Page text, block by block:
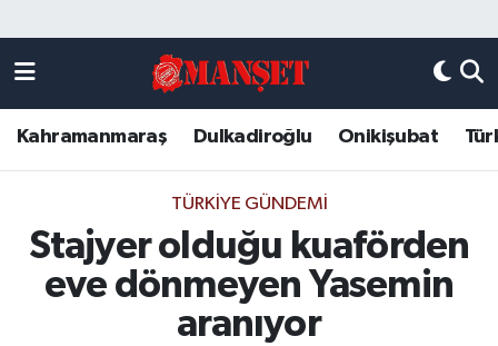
Kahramanmaraş Dulkadiroğlu Onikişubat
TÜRKIYE GÜNDEMI
Stajyer olduğu kuaförden
eve dönmeyen Yasemin
aranıyor
DULKADİROĞLU
KAHRAMANMARAŞ
ONİKİŞUBAT
Kahramanmaraş Nöbetçi Eczaneler
Kahramanmaraş Hava Durumu
Kahramanmaraş Trafik Yoğunluk Haritası
Süper Lig Puan Durumu ve Fikstür